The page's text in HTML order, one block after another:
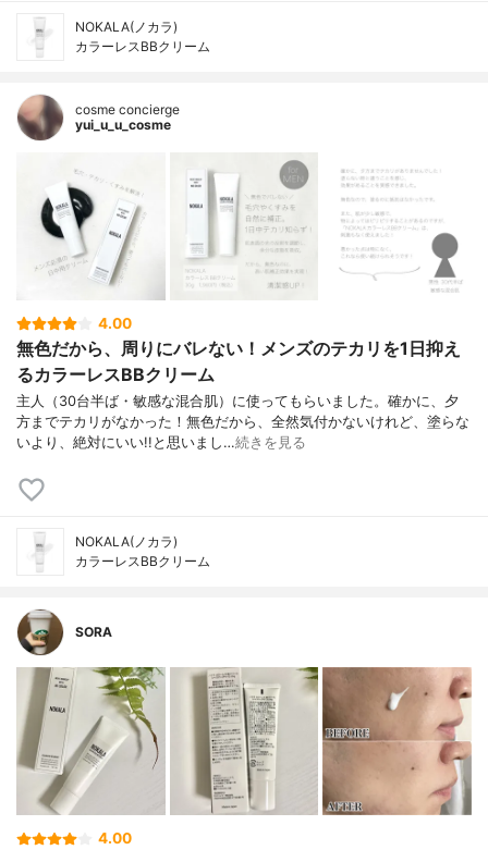
NOKALA(ノカラ)
カラーレスBBクリーム
cosme concierge
yui_u_u_cosme
4.00
無色だから、周りにバレない！メンズのテカリを1日抑え
るカラーレスBBクリーム
主人（30台半ば・敏感な混合肌）に使ってもらいました。確かに、夕
方までテカリがなかった！無色だから、全然気付かないけれど、塗らな
いより、絶対にいい!!と思いまし…続きを見る
NOKALA(ノカラ)
カラーレスBBクリーム
SORA
4.00